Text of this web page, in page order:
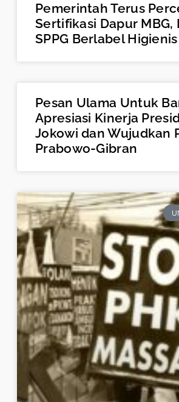
Pemerintah Terus
Sertifikasi Dapur MBG,
SPPG Berlabel Higienis
Pesan Ulama Untuk
Apresiasi Kinerja
Jokowi dan Wujudkan
Prabowo-Gibran